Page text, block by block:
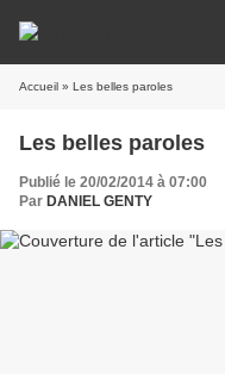
Accueil » Les belles paroles
Les belles paroles
Publié le 20/02/2014 à 07:00
Par DANIEL GENTY